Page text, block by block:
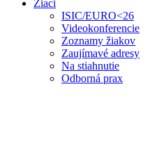
Žiaci
ISIC/EURO<26
Videokonferencie
Zoznamy žiakov
Zaujímavé adresy
Na stiahnutie
Odborná prax